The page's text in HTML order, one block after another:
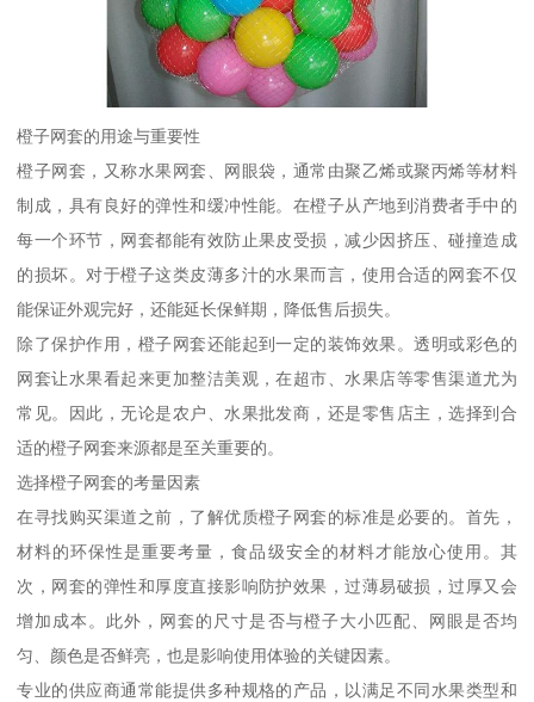
橙子网套的用途与重要性
橙子网套，又称水果网套、网眼袋，通常由聚乙烯或聚丙烯等材料
制成，具有良好的弹性和缓冲性能。在橙子从产地到消费者手中的
每一个环节，网套都能有效防止果皮受损，减少因挤压、碰撞造成
的损坏。对于橙子这类皮薄多汁的水果而言，使用合适的网套不仅
能保证外观完好，还能延长保鲜期，降低售后损失。
除了保护作用，橙子网套还能起到一定的装饰效果。透明或彩色的
网套让水果看起来更加整洁美观，在超市、水果店等零售渠道尤为
常见。因此，无论是农户、水果批发商，还是零售店主，选择到合
适的橙子网套来源都是至关重要的。
选择橙子网套的考量因素
在寻找购买渠道之前，了解优质橙子网套的标准是必要的。首先，
材料的环保性是重要考量，食品级安全的材料才能放心使用。其
次，网套的弹性和厚度直接影响防护效果，过薄易破损，过厚又会
增加成本。此外，网套的尺寸是否与橙子大小匹配、网眼是否均
匀、颜色是否鲜亮，也是影响使用体验的关键因素。
专业的供应商通常能提供多种规格的产品，以满足不同水果类型和